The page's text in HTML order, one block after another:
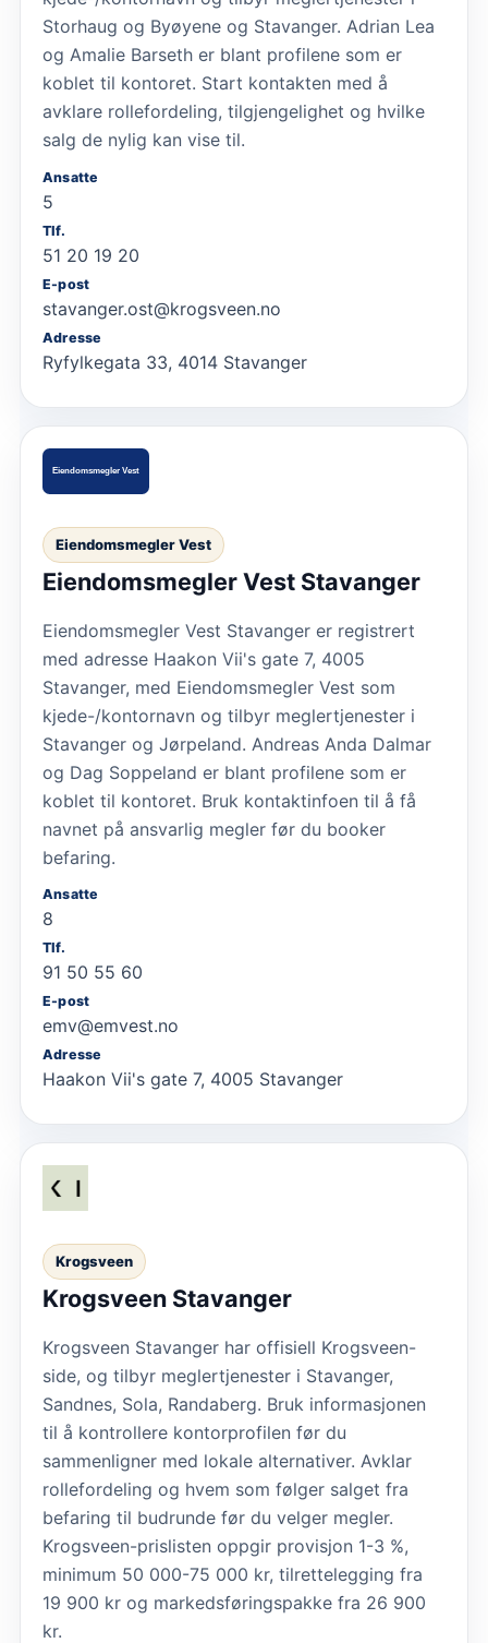
Storhaug og Byøyene og Stavanger. Adrian Lea
og Amalie Barseth er blant profilene som er
koblet til kontoret. Start kontakten med å
avklare rollefordeling, tilgjengelighet og hvilke
salg de nylig kan vise til.
Ansatte
5
Tlf.
51 20 19 20
E-post
stavanger.ost@krogsveen.no
Adresse
Ryfylkegata 33, 4014 Stavanger
Eiendomsmegler Vest
Eiendomsmegler Vest Stavanger
Eiendomsmegler Vest Stavanger er registrert
med adresse Haakon Vii's gate 7, 4005
Stavanger, med Eiendomsmegler Vest som
kjede-/kontornavn og tilbyr meglertjenester i
Stavanger og Jørpeland. Andreas Anda Dalmar
og Dag Soppeland er blant profilene som er
koblet til kontoret. Bruk kontaktinfoen til å få
navnet på ansvarlig megler før du booker
befaring.
Ansatte
8
Tlf.
91 50 55 60
E-post
emv@emvest.no
Adresse
Haakon Vii's gate 7, 4005 Stavanger
Krogsveen
Krogsveen Stavanger
Krogsveen Stavanger har offisiell Krogsveen-
side, og tilbyr meglertjenester i Stavanger,
Sandnes, Sola, Randaberg. Bruk informasjonen
til å kontrollere kontorprofilen før du
sammenligner med lokale alternativer. Avklar
rollefordeling og hvem som følger salget fra
befaring til budrunde før du velger megler.
Krogsveen-prislisten oppgir provisjon 1-3 %,
minimum 50 000-75 000 kr, tilrettelegging fra
19 900 kr og markedsføringspakke fra 26 900
kr.